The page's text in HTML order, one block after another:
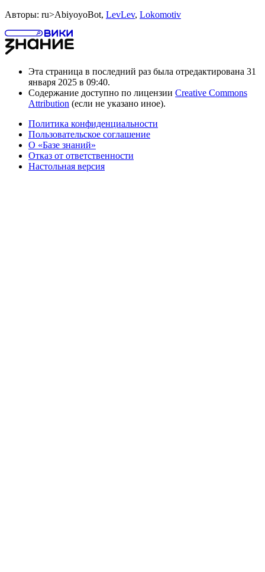
Авторы: ru>AbiyoyoBot, LevLev, Lokomotiv
Эта страница в последний раз была отредактирована 31
января 2025 в 09:40.
Содержание доступно по лицензии Creative Commons
Attribution (если не указано иное).
Политика конфиденциальности
Пользовательское соглашение
О «Базе знаний»
Отказ от ответственности
Настольная версия